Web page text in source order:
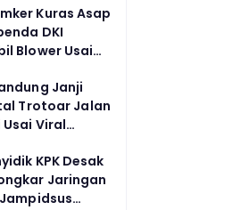
Kuras Asap
DKI
Blower Usai
Janji
Trotoar Jalan
Viral
KPK Desak
Jaringan